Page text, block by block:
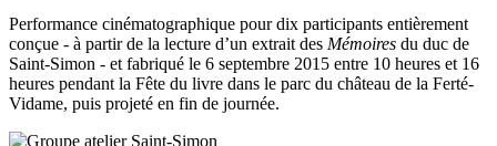
Performance cinématographique pour dix participants entièrement
conçue - à partir de la lecture d’un extrait des Mémoires du duc de
Saint-Simon - et fabriqué le 6 septembre 2015 entre 10 heures et 16
heures pendant la Fête du livre dans le parc du château de la Ferté-
Vidame, puis projeté en fin de journée.